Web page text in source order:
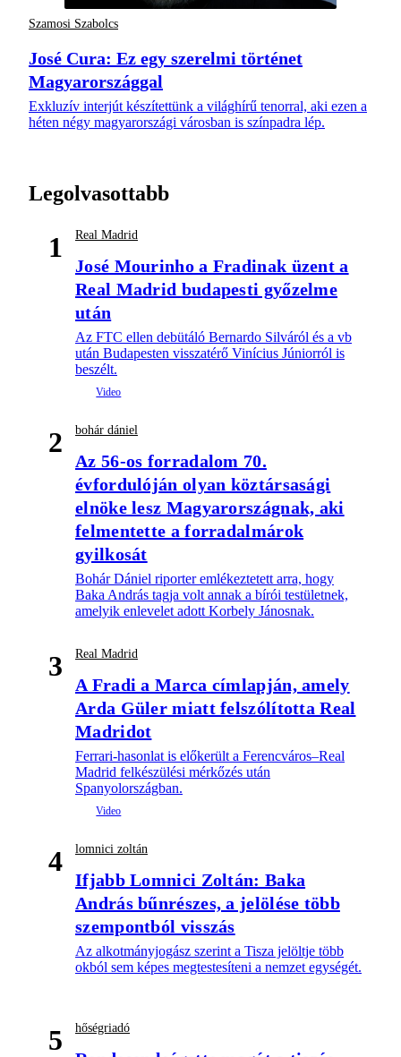
Szamosi Szabolcs
José Cura: Ez egy szerelmi történet
Magyarországgal
Exkluzív interjút készítettünk a világhírű tenorral, aki ezen a
héten négy magyarországi városban is színpadra lép.
Legolvasottabb
1 Real Madrid
José Mourinho a Fradinak üzent a
Real Madrid budapesti győzelme
után
Az FTC ellen debütáló Bernardo Silváról és a vb
után Budapesten visszatérő Vinícius Júniorról is
beszélt.
2 bohár dániel
Az 56-os forradalom 70.
évfordulóján olyan köztársasági
elnöke lesz Magyarországnak, aki
felmentette a forradalmárok
gyilkosát
Bohár Dániel riporter emlékeztetett arra, hogy
Baka András tagja volt annak a bírói testületnek,
amelyik enlevelet adott Korbely Jánosnak.
3 Real Madrid
A Fradi a Marca címlapján, amely
Arda Güler miatt felszólította Real
Madridot
Ferrari-hasonlat is előkerült a Ferencváros–Real
Madrid felkészülési mérkőzés után
Spanyolországban.
4 lomnici zoltán
Ifjabb Lomnici Zoltán: Baka
András bűnrészes, a jelölése több
szempontból visszás
Az alkotmányjogász szerint a Tisza jelöltje több
okból sem képes megtestesíteni a nemzet egységét.
5 hőségriadó